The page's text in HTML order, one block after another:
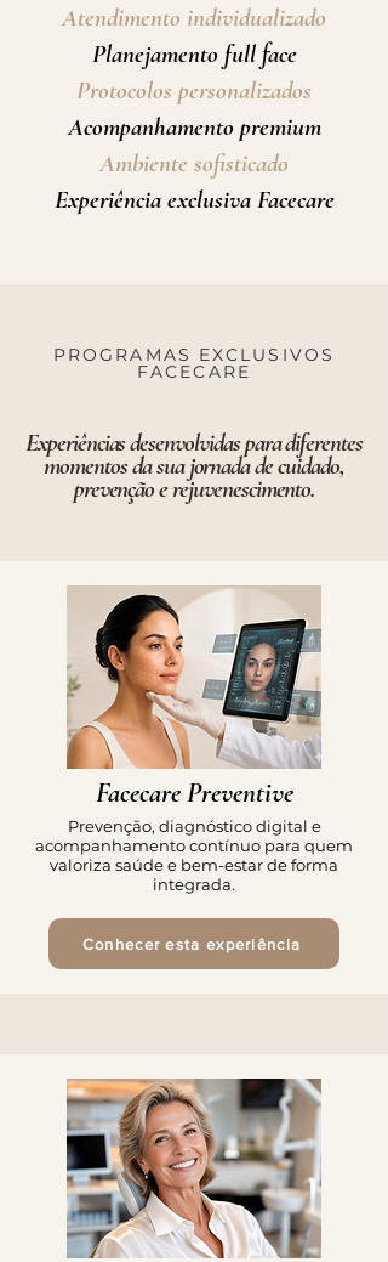
Atendimento individualizado
Planejamento full face
Protocolos personalizados
Acompanhamento premium
Ambiente sofisticado
Experiência exclusiva Facecare
PROGRAMAS EXCLUSIVOS
FACECARE
Experiências desenvolvidas para diferentes
momentos da sua jornada de cuidado,
prevenção e rejuvenescimento.
Facecare Preventive
Prevenção, diagnóstico digital e
acompanhamento contínuo para quem
valoriza saúde e bem-estar de forma
integrada.
Conhecer esta experiência